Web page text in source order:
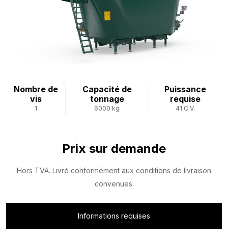
Nombre de
vis
1
Capacité de
tonnage
6000 kg
Puissance
requise
41 C.V.
Prix ​​sur demande
Hors TVA. Livré conformément aux conditions de livraison
convenues.
Informations requises